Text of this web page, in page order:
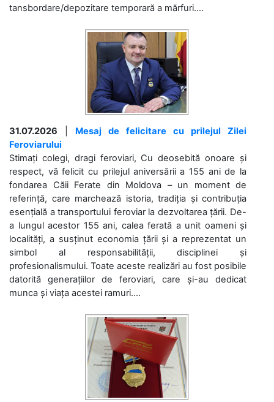
tansbordare/depozitare temporară a mărfuri....
31.07.2026
Mesaj de felicitare cu prilejul Zilei
Feroviarului
Stimați colegi, dragi feroviari, Cu deosebită onoare și
respect, vă felicit cu prilejul aniversării a 155 ani de la
fondarea Căii Ferate din Moldova – un moment de
referință, care marchează istoria, tradiția și contribuția
esențială a transportului feroviar la dezvoltarea țării. De-
a lungul acestor 155 ani, calea ferată a unit oameni și
localități, a susținut economia țării și a reprezentat un
simbol al responsabilității, disciplinei și
profesionalismului. Toate aceste realizări au fost posibile
datorită generațiilor de feroviari, care și-au dedicat
munca și viața acestei ramuri....